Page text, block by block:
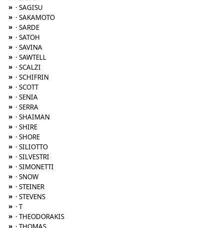
» · SAGISU
» · SAKAMOTO
» · SARDE
» · SATOH
» · SAVINA
» · SAWTELL
» · SCALZI
» · SCHIFRIN
» · SCOTT
» · SENIA
» · SERRA
» · SHAIMAN
» · SHIRE
» · SHORE
» · SILIOTTO
» · SILVESTRI
» · SIMONETTI
» · SNOW
» · STEINER
» · STEVENS
» · T
» · THEODORAKIS
»